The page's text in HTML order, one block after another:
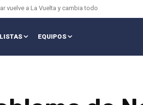
vuelve a La Vuelta y cambia todo
EQUIPOS